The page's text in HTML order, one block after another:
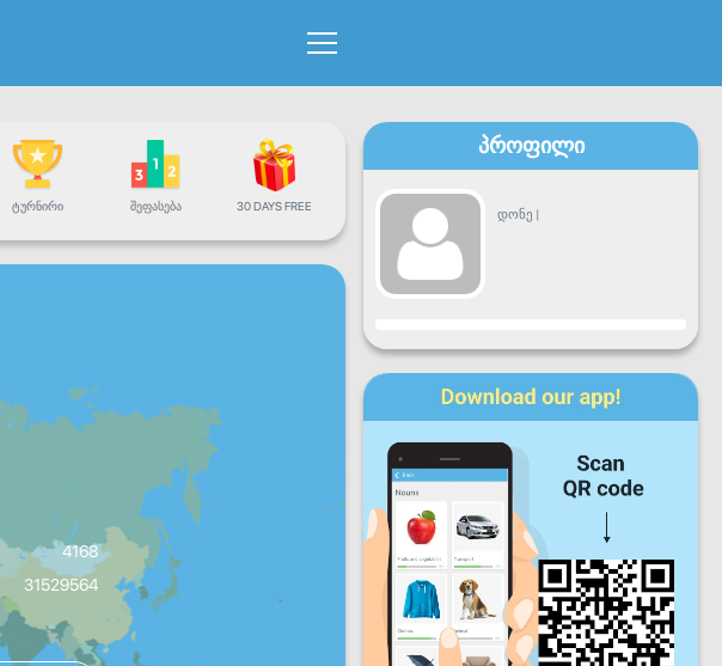
ᲢᲣᲠᲜᲘᲠᲘ ᲨᲔᲤᲐᲡᲔᲑᲐ 30 DAYS FREE
4168
31529564
პროფილი
დონე |
პროგრესი
ორშ ოთხ ხუთ
შაბ კვირ
ყოველდღიური პროგრესი